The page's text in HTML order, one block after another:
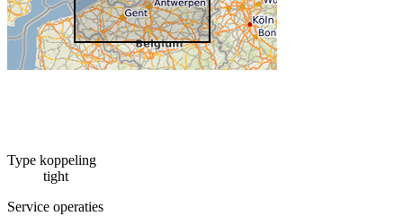
Type koppeling
tight
Service operaties